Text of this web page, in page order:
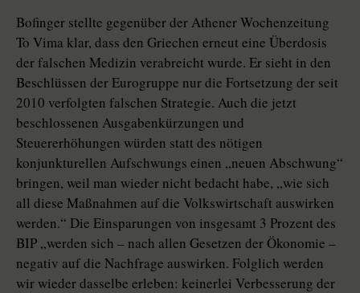
Bofinger stellte gegenüber der Athener Wochenzeitung
To Vima klar, dass den Griechen erneut eine Überdosis
der falschen Medizin verabreicht wurde. Er sieht in den
Beschlüssen der Eurogruppe nur die Fortsetzung der seit
2010 verfolgten falschen Strategie. Auch die jetzt
beschlossenen Ausgabenkürzungen und
Steuererhöhungen würden statt des nötigen
konjunkturellen Aufschwungs einen „neuen Abschwung“
bringen, weil man wieder nicht bedacht habe, „wie sich
all diese Maßnahmen auf die Volkswirtschaft auswirken
werden.“ Die Einsparungen von insgesamt 3 Prozent des
BIP „werden sich – nach allen Gesetzen der Ökonomie –
negativ auf die Nachfrage auswirken. Folglich werden
wir wieder dasselbe erleben: keinerlei Verbesserung der